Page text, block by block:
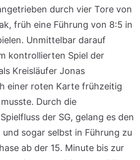
durch vier Tore von
früh eine Führung von 8:5 in
Unmittelbar darauf
kontrollierten Spiel der
Kreisläufer Jonas
einer roten Karte frühzeitig
Durch die
der SG, gelang es den
sogar selbst in Führung zu
ab der 15. Minute bis zur